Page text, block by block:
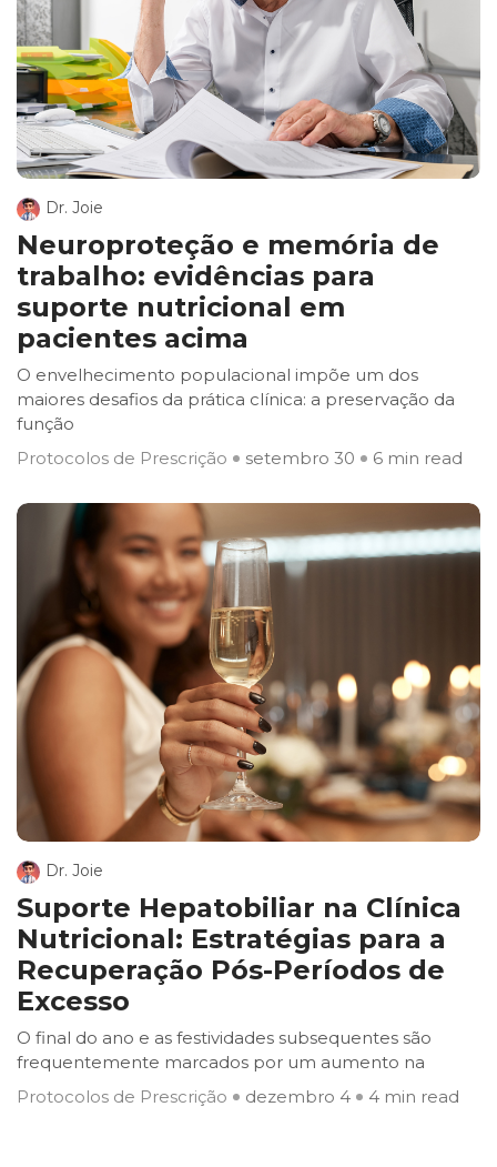
Dr. Joie
Neuroproteção e memória de
trabalho: evidências para
suporte nutricional em
pacientes acima
O envelhecimento populacional impõe um dos
maiores desafios da prática clínica: a preservação da
função
Protocolos de Prescrição
setembro 30 6 min read
Dr. Joie
Suporte Hepatobiliar na Clínica
Nutricional: Estratégias para a
Recuperação Pós-Períodos de
Excesso
O final do ano e as festividades subsequentes são
frequentemente marcados por um aumento na
Protocolos de Prescrição
dezembro 4 4 min read